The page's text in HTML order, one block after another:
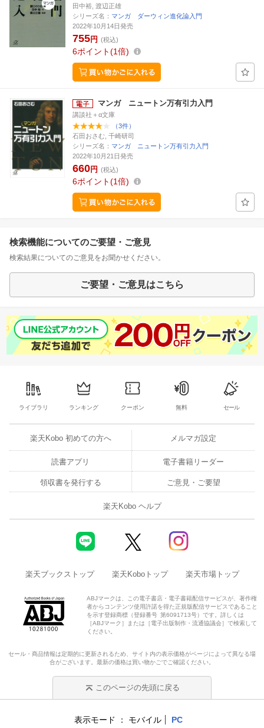
田中裕, 渡辺正雄
シリーズ名： マンガ ダーウィン進化論入門
2022年10月14日発売
755円 (税込)
6ポイント 1倍
マンガ ニュートン万有引力入門
講談社＋α文庫
（3件）
石田おさむ, 千崎研司
シリーズ名： マンガ ニュートン万有引力入門
2022年10月21日発売
660円 (税込)
6ポイント 1倍
検索機能についてのご要望・ご意見
検索結果についてのご意見をお聞かせください。
ご要望・ご意見はこちら
ライブラリ ランキング クーポン 無料 セール
楽天Kobo 初めての方へ メルマガ設定
読書アプリ 電子書籍リーダー
領収書を発行する ご意見・ご要望
楽天Kobo ヘルプ
楽天ブックストップ 楽天Koboトップ 楽天市場トップ
ABJマークは、この電子書店・電子書籍配信サービスが、著作権
者からコンテンツ使用許諾を得た正規版配信サービスであること
を示す登録商標（登録番号 第6091713号）です。詳しくは
［ABJマーク］または［電子出版制作・流通協議会］で検索して
ください。
セール・商品情報は定期的に更新されるため、サイト内の表示価格がページによって異なる場
合がございます。最新の価格は買い物かごでご確認ください。
このページの先頭に戻る
表示モード モバイル PC